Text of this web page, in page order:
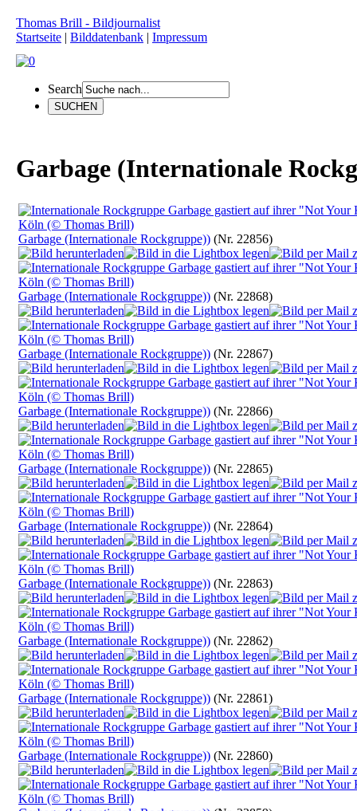
Thomas Brill - Bildjournalist
Startseite | Bilddatenbank | Impressum
Search
Garbage (Internationale
Garbage (Internationale Rockgruppe)) (Nr. 22856)
Garbage (Internationale Rockgruppe)) (Nr. 22868)
Garbage (Internationale Rockgruppe)) (Nr. 22867)
Garbage (Internationale Rockgruppe)) (Nr. 22866)
Garbage (Internationale Rockgruppe)) (Nr. 22865)
Garbage (Internationale Rockgruppe)) (Nr. 22864)
Garbage (Internationale Rockgruppe)) (Nr. 22863)
Garbage (Internationale Rockgruppe)) (Nr. 22862)
Garbage (Internationale Rockgruppe)) (Nr. 22861)
Garbage (Internationale Rockgruppe)) (Nr. 22860)